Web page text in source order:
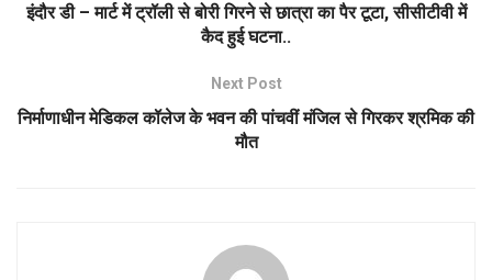
इंदौर डी – मार्ट में ट्रॉली से बोरी गिरने से छात्रा का पैर टूटा, सीसीटीवी में
कैद हुई घटना..
Next Post
निर्माणाधीन मेडिकल कॉलेज के भवन की पांचवीं मंजिल से गिरकर श्रमिक की
मौत